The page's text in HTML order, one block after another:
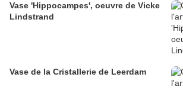
Vase 'Hippocampes', oeuvre de Vicke
Lindstrand
Vase de la Cristallerie de Leerdam